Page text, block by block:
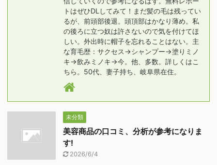
トはぜひDLしてみて！まだ髪の毛は残ってい
るが、前頭部後退。頭頂部はかなり薄め。私
の後ろに立つ奴は許さないので気を付けてほ
しい。外出時に帽子を忘れることはない。主
な育毛歴：サクセス→シャンプー→塗りミノ
キ→飲みミノキ→今。他、多数。詳しくはこ
ちら。50代、妻子持ち、岐阜県在住。
未分類
美容商品の口コミ、分析が参考になりま
す!
2026/6/4